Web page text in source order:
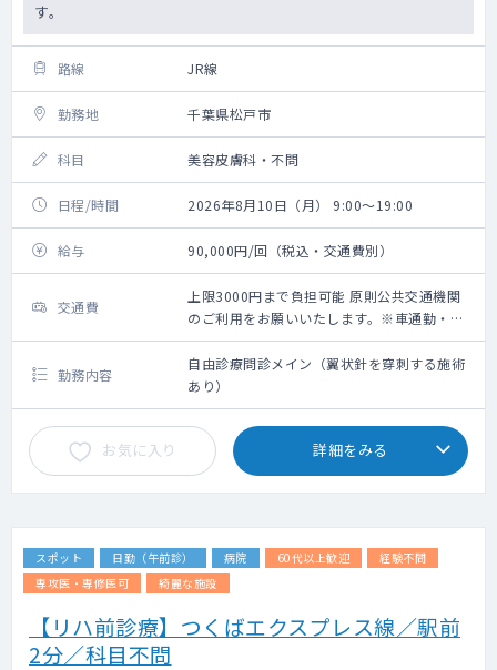
す。
路線 JR線
勤務地 千葉県松戸市
科目 美容皮膚科・不問
日程/時間 2026年8月10日（月） 9:00～19:00
給与 90,000円/回（税込・交通費別）
交通費
上限3000円まで負担可能 原則公共交通機関
のご利用をお願いいたします。※車通勤・タ
クシー利用要相談
勤務内容
自由診療問診メイン（翼状針を穿刺する施術
あり）
お気に入り 詳細をみる
スポット 日勤（午前診） 病院 60代以上歓迎
経験不問
専攻医・専修医可
綺麗な施設
【リハ前診療】つくばエクスプレス線／駅前
2分／科目不問